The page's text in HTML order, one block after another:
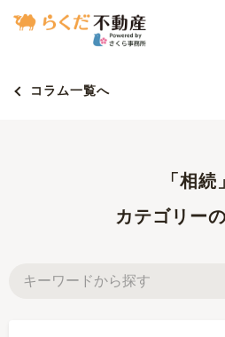
コラム一覧へ
「相続
カテゴリー